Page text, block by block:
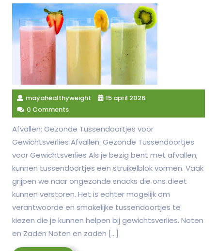
mayahealthyweight
15 april 2026
0 Comments
Afvallen: Gezonde Tussendoortjes voor
Gewichtsverlies Afvallen: Gezonde Tussendoortjes
voor Gewichtsverlies Als je bezig bent met afvallen,
kunnen tussendoortjes een struikelblok vormen. Vaak
grijpen we naar ongezonde snacks die ons dieet
kunnen verstoren. Het is echter mogelijk om
verantwoorde en smakelijke tussendoortjes te
kiezen die je kunnen helpen bij gewichtsverlies. Noten
en Zaden Noten en zaden […]